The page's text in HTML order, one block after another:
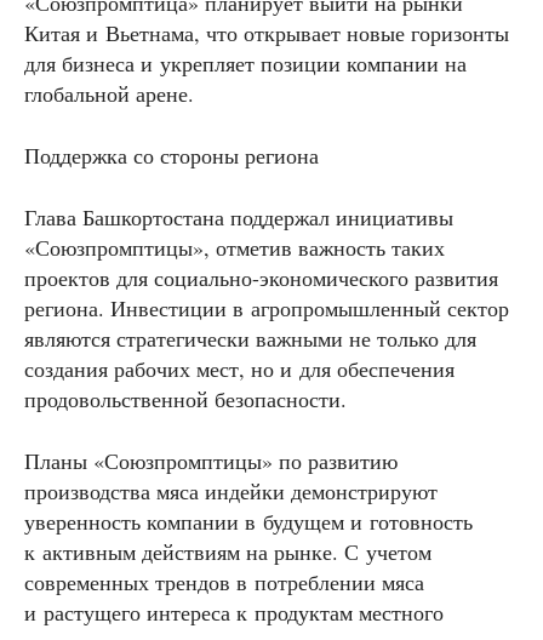
Китая и Вьетнама, что открывает новые горизонты
для бизнеса и укрепляет позиции компании на
глобальной арене.
Поддержка со стороны региона
Глава Башкортостана поддержал инициативы
«Союзпромптицы», отметив важность таких
проектов для социально-экономического развития
региона. Инвестиции в агропромышленный сектор
являются стратегически важными не только для
создания рабочих мест, но и для обеспечения
продовольственной безопасности.
Планы «Союзпромптицы» по развитию
производства мяса индейки демонстрируют
уверенность компании в будущем и готовность
к активным действиям на рынке. С учетом
современных трендов в потреблении мяса
и растущего интереса к продуктам местного